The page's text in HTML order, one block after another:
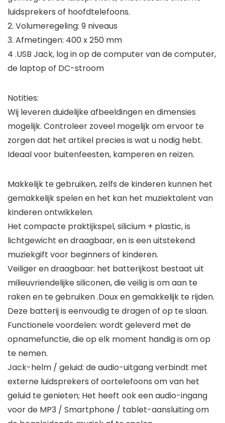
luidsprekers of hoofdtelefoons.
2. Volumeregeling: 9 niveaus
3. Afmetingen: 400 x 250 mm
4 .USB Jack, log in op de computer van de computer,
de laptop of DC-stroom
Notities:
Wij leveren duidelijke afbeeldingen en dimensies
mogelijk. Controleer zoveel mogelijk om ervoor te
zorgen dat het artikel precies is wat u nodig hebt.
Ideaal voor buitenfeesten, kamperen en reizen.
Makkelijk te gebruiken, zelfs de kinderen kunnen het
gemakkelijk spelen en het kan het muziektalent van
kinderen ontwikkelen.
Het compacte praktijkspel, silicium + plastic, is
lichtgewicht en draagbaar, en is een uitstekend
muziekgift voor beginners of kinderen.
Veiliger en draagbaar: het batterijkost bestaat uit
milieuvriendelijke siliconen, die veilig is om aan te
raken en te gebruiken .Doux en gemakkelijk te rijden.
Deze batterij is eenvoudig te dragen of op te slaan.
Functionele voordelen: wordt geleverd met de
opnamefunctie, die op elk moment handig is om op
te nemen.
Jack-helm / geluid: de audio-uitgang verbindt met
externe luidsprekers of oortelefoons om van het
geluid te genieten; Het heeft ook een audio-ingang
voor de MP3 / Smartphone / tablet-aansluiting om